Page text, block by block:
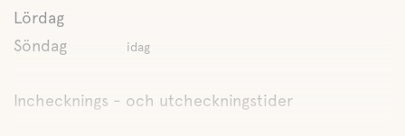
Lördag
Söndag
idag
Inchecknings - och utcheckningstider